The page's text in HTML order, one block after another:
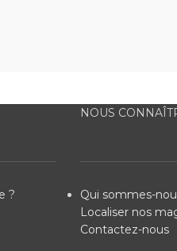
?
NOUS
Qui sommes-
Localiser nos
Contactez-nous